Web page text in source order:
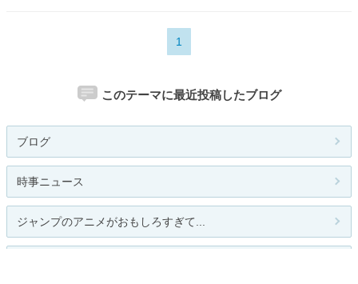
1
このテーマに最近投稿したブログ
ブログ
時事ニュース
ジャンプのアニメがおもしろすぎて...